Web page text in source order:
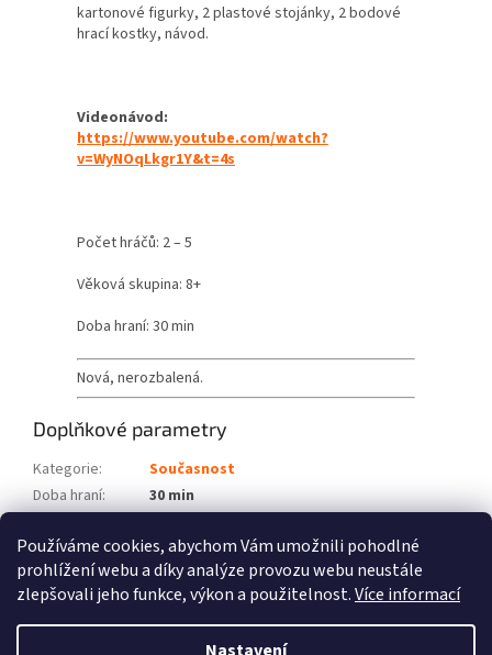
Používáme cookies, abychom Vám umožnili pohodlné
prohlížení webu a díky analýze provozu webu neustále
zlepšovali jeho funkce, výkon a použitelnost.Více informací
kartonové figurky, 2 plastové stojánky, 2 bodové
hrací kostky, návod.
Videonávod:
https://www.youtube.com/watch?
v=WyNOqLkgr1Y&t=4s
Počet hráčů: 2 – 5
Věková skupina: 8+
Doba hraní: 30 min
Nová, nerozbalená.
Doplňkové parametry
Kategorie:
Současnost
Doba hraní:
30 min
Věková skupina: 8+